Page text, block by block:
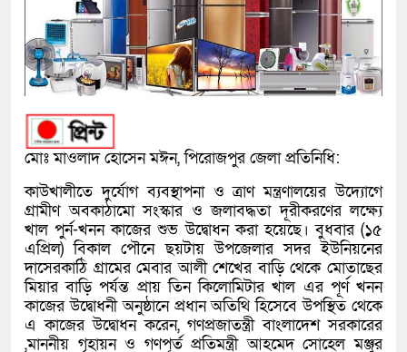
মোঃ মাওলাদ হোসেন মঈন, পিরোজপুর জেলা প্রতিনিধি:
কাউখালীতে দুর্যোগ ব্যবস্থাপনা ও ত্রাণ মন্ত্রণালয়ের উদ্যোগে
গ্রামীণ অবকাঠামো সংস্কার ও জলাবদ্ধতা দূরীকরণের লক্ষ্যে
খাল পুর্ন-খনন কাজের শুভ উদ্বোধন করা হয়েছে। বুধবার (১৫
এপ্রিল) বিকাল পৌনে ছয়টায় উপজেলার সদর ইউনিয়নের
দাসেরকাঠি গ্রামের মেবার আলী শেখের বাড়ি থেকে মোতাছের
মিয়ার বাড়ি পর্যন্ত প্রায় তিন কিলোমিটার খাল এর পূর্ণ খনন
কাজের উদ্বোধনী অনুষ্ঠানে প্রধান অতিথি হিসেবে উপস্থিত থেকে
এ কাজের উদ্বোধন করেন, গণপ্রজাতন্ত্রী বাংলাদেশ সরকারের
,মাননীয় গৃহায়ন ও গণপূর্ত প্রতিমন্ত্রী আহমেদ সোহেল মঞ্জুর